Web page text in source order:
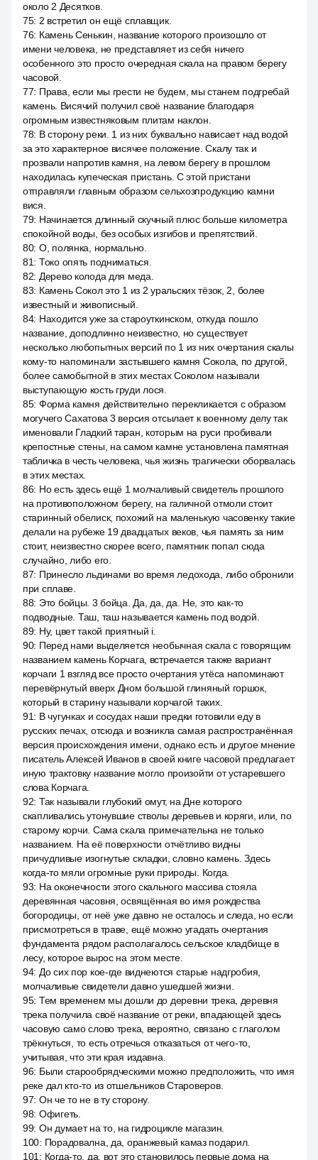
около 2 Десятков.
75: 2 встретил он ещё сплавщик.
76: Камень Сенькин, название которого произошло от
имени человека, не представляет из себя ничего
особенного это просто очередная скала на правом берегу
часовой.
77: Права, если мы грести не будем, мы станем подгребай
камень. Висячий получил своё название благодаря
огромным известняковым плитам наклон.
78: В сторону реки. 1 из них буквально нависает над водой
за это характерное висячее положение. Скалу так и
прозвали напротив камня, на левом берегу в прошлом
находилась купеческая пристань. С этой пристани
отправляли главным образом сельхозпродукцию камни
вися.
79: Начинается длинный скучный плюс больше километра
спокойной воды, без особых изгибов и препятствий.
80: О, полянка, нормально.
81: Токо опять подниматься.
82: Дерево колода для меда.
83: Камень Сокол это 1 из 2 уральских тёзок, 2, более
известный и живописный.
84: Находится уже за староуткинском, откуда пошло
название, доподлинно неизвестно, но существует
несколько любопытных версий по 1 из них очертания скалы
кому-то напоминали застывшего камня Сокола, по другой,
более самобытной в этих местах Соколом называли
выступающую кость груди лося.
85: Форма камня действительно перекликается с образом
могучего Сахатова 3 версия отсылает к военному делу так
именовали Гладкий таран, которым на руси пробивали
крепостные стены, на самом камне установлена памятная
табличка в честь человека, чья жизнь трагически оборвалась
в этих местах.
86: Но есть здесь ещё 1 молчаливый свидетель прошлого
на противоположном берегу, на галичной отмоли стоит
старинный обелиск, похожий на маленькую часовенку такие
делали на рубеже 19 двадцатых веков, чья память за ним
стоит, неизвестно скорее всего, памятник попал сюда
случайно, либо его.
87: Принесло льдинами во время ледохода, либо обронили
при сплаве.
88: Это бойцы. 3 бойца. Да, да, да. Не, это как-то
подводные. Таш, таш называется камень под водой.
89: Ну, цвет такой приятный i.
90: Перед нами выделяется необычная скала с говорящим
названием камень Корчага, встречается также вариант
корчаги 1 взгляд все просто очертания утёса напоминают
перевёрнутый вверх Дном большой глиняный горшок,
который в старину называли корчагой таких.
91: В чугунках и сосудах наши предки готовили еду в
русских печах, отсюда и возникла самая распространённая
версия происхождения имени, однако есть и другое мнение
писатель Алексей Иванов в своей книге часовой предлагает
иную трактовку название могло произойти от устаревшего
слова Корчага.
92: Так называли глубокий омут, на Дне которого
скапливались утонувшие стволы деревьев и коряги, или, по
старому корчи. Сама скала примечательна не только
названием. На её поверхности отчётливо видны
причудливые изогнутые складки, словно камень. Здесь
когда-то мяли огромные руки природы. Когда.
93: На оконечности этого скального массива стояла
деревянная часовня, освящённая во имя рождества
богородицы, от неё уже давно не осталось и следа, но если
присмотреться в траве, ещё можно угадать очертания
фундамента рядом располагалось сельское кладбище в
лесу, которое вырос на этом месте.
94: До сих пор кое-где виднеются старые надгробия,
молчаливые свидетели давно ушедшей жизни.
95: Тем временем мы дошли до деревни трека, деревня
трека получила своё название от реки, впадающей здесь
часовую само слово трека, вероятно, связано с глаголом
трёкнуться, то есть отречься отказаться от чего-то,
учитывая, что эти края издавна.
96: Были старообрядческими можно предположить, что имя
реке дал кто-то из отшельников Староверов.
97: Он че то не в ту сторону.
98: Офигеть.
99: Он думает на то, на гидроцикле магазин.
100: Порадовална, да, оранжевый камаз подарил.
101 : Когда-то, да, вот это становилось первые дома на